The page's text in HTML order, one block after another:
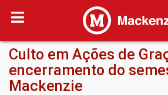
Culto em Ações de
encerramento do
Mackenzie